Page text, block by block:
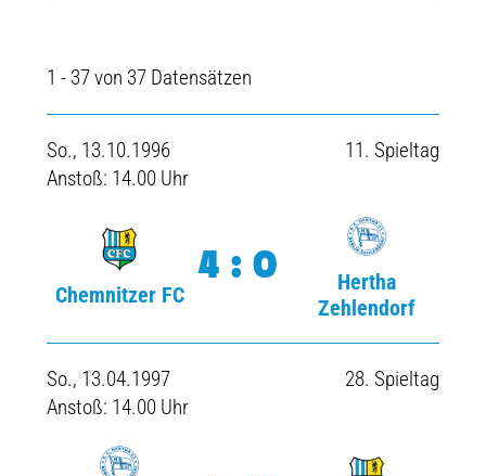
1 - 37 von 37 Datensätzen
So., 13.10.1996
Anstoß: 14.00 Uhr
11. Spieltag
Chemnitzer FC
4:0
Hertha
Zehlendorf
So., 13.04.1997
Anstoß: 14.00 Uhr
28. Spieltag